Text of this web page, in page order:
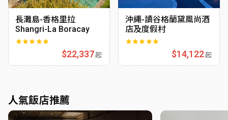
長灘島-香格里拉
Shangri-La Boracay
$22,337起
沖繩-讀谷格蘭黛風尚酒
店及度假村
$14,122起
人氣飯店推薦